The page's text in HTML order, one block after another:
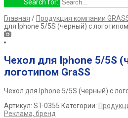
Search for:
Главная / Продукция компании
для Iphone 5/5S (черный) с
Чехол для Iphone 5/5S
логотипом GraSS
Чехол для Iphone 5/5S (черный) с
Артикул: ST-0355 Категории:
Реклама, бренд